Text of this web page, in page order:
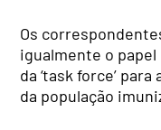
Os
igualmente o
da ‘task force’
da população